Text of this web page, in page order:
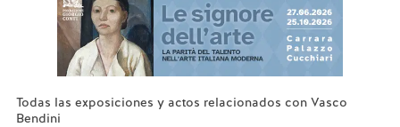
Todas las exposiciones y actos relacionados con Vasco
Bendini